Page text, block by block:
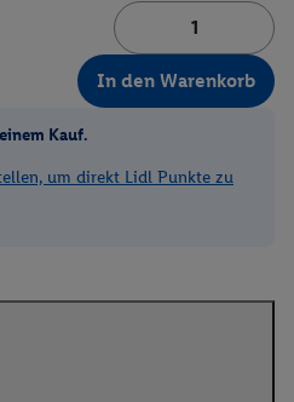
In den Warenkorb
Kauf.
um direkt Lidl Punkte zu